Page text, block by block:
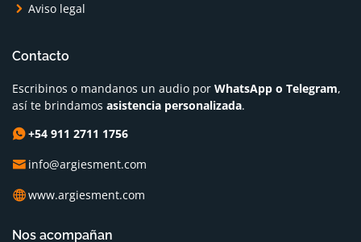
Aviso legal
Contacto
Escribinos o mandanos un audio por WhatsApp o Telegram,
así te brindamos asistencia personalizada.
+54 911 2711 1756
info@argiesment.com
www.argiesment.com
Nos acompañan